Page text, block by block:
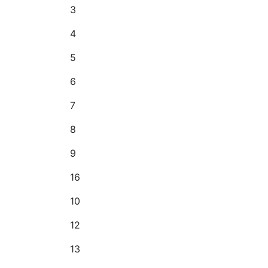
3
4
5
6
7
8
9
16
10
12
13